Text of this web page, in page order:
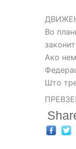
Во
Ако
Што